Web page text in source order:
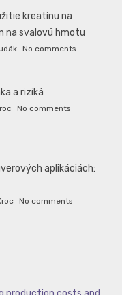
kreatínu na
na svalovú hmotu
No comments
a riziká
No comments
aplikáciách:
No comments